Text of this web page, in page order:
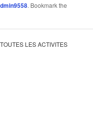
. Bookmark the
LES ACTIVITES